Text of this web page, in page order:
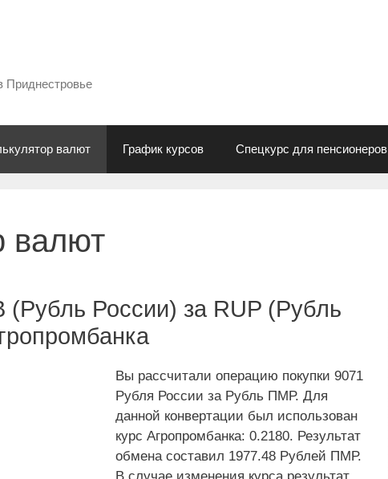
Приднестровье
валют График курсов Спецкурс для пенсионеров
валют
(Рубль России) за RUP (Рубль
Вы рассчитали операцию покупки 9071
Рубля России за Рубль ПМР. Для
данной конвертации был использован
курс Агропромбанка: 0.2180. Результат
обмена составил 1977.48 Рублей ПМР.